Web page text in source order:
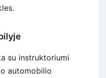
su instruktoriumi
automobilio